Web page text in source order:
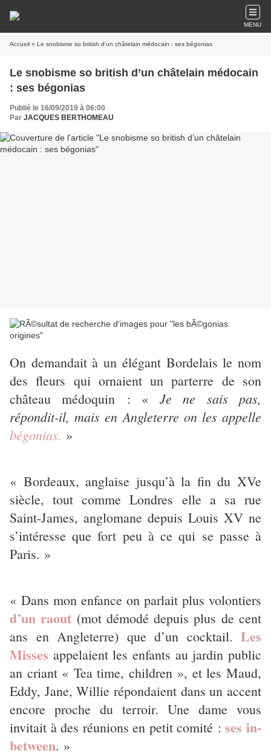
MENU
Accueil » Le snobisme so british d’un châtelain médocain : ses bégonias
Le snobisme so british d’un châtelain médocain
: ses bégonias
Publié le 16/09/2019 à 06:00
Par JACQUES BERTHOMEAU
On demandait à un élégant Bordelais le nom
des fleurs qui ornaient un parterre de son
château médoquin : «Je ne sais pas,
répondit-il, mais en Angleterre on les appelle
bégonias. »
« Bordeaux, anglaise jusqu’à la fin du XVe
siècle, tout comme Londres elle a sa rue
Saint-James, anglomane depuis Louis XV ne
s’intéresse que fort peu à ce qui se passe à
Paris. »
« Dans mon enfance on parlait plus volontiers
d’un raout (mot démodé depuis plus de cent
ans en Angleterre) que d’un cocktail. Les
Misses appelaient les enfants au jardin public
an criant « Tea time, children », et les Maud,
Eddy, Jane, Willie répondaient dans un accent
encore proche du terroir. Une dame vous
invitait à des réunions en petit comité :ses in-
between. »